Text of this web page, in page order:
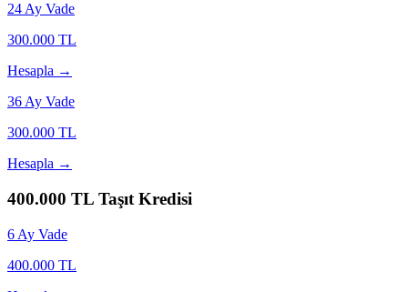
24Ay Vade
300.000 TL
Hesapla →
36Ay Vade
300.000 TL
Hesapla →
400.000 TL Taşıt Kredisi
6 Ay Vade
400.000 TL